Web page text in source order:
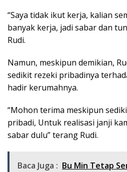
“Saya tidak ikut kerja, kalian
banyak kerja, jadi sabar dan
Rudi.
Namun, meskipun demikian,
sedikit rezeki pribadinya
hadir kerumahnya.
“Mohon terima meskipun
pribadi, Untuk realisasi janji
sabar dulu” terang Rudi.
Baca Juga : Bu Min Tetap